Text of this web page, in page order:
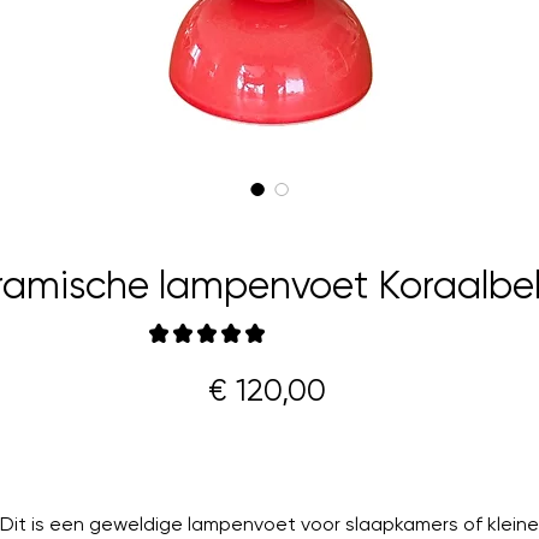
lampenvoet
★ ★ ★ ★ ★
€ 120,00Prijs
Dit is een geweldige lampenvoet voor slaapkamers of kleine